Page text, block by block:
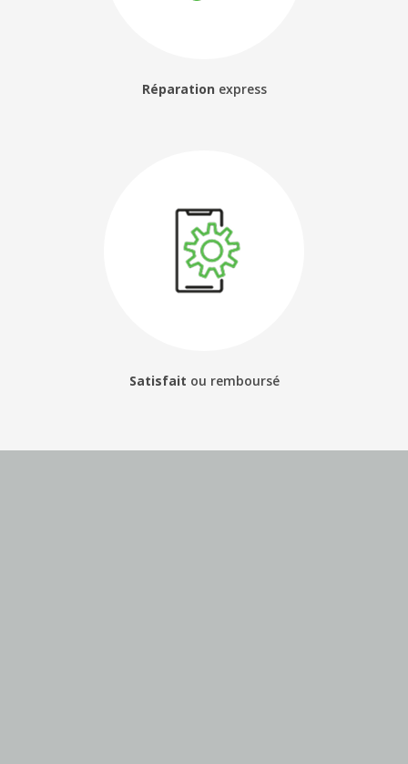
Réparation express
Satisfait ou remboursé